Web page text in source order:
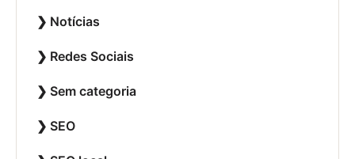
Notícias
Redes Sociais
Sem categoria
SEO